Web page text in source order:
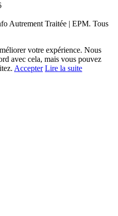
Autrement Traitée | EPM. Tous
votre expérience. Nous
avec cela, mais vous pouvez
Accepter Lire la suite